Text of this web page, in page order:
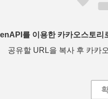
를 이용한 카카오스토리
공유할 URL을 복사 후 카카